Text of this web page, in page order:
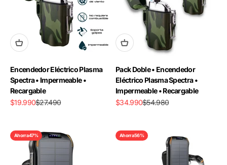
Encendedor Eléctrico Plasma
Spectra • Impermeable •
Recargable
Precio de oferta
$19.990Precio normal
$27.490
Pack Doble • Encendedor
Eléctrico Plasma Spectra •
Impermeable • Recargable
Precio de oferta
$34.990Precio normal
$54.980
Ahorra 47% Ahorra 56%